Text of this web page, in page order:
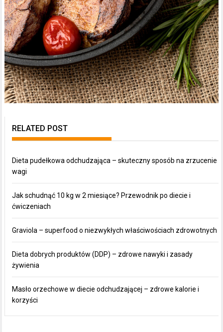
RELATED POST
Dieta pudełkowa odchudzająca – skuteczny sposób na zrzucenie
wagi
Jak schudnąć 10 kg w 2 miesiące? Przewodnik po diecie i
ćwiczeniach
Graviola – superfood o niezwykłych właściwościach zdrowotnych
Dieta dobrych produktów (DDP) – zdrowe nawyki i zasady
żywienia
Masło orzechowe w diecie odchudzającej – zdrowe kalorie i
korzyści